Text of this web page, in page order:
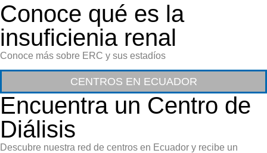
Conoce qué es la
insuficienia renal
Conoce más sobre ERC y sus estadíos
CENTROS EN ECUADOR
Encuentra un Centro de
Diálisis
Descubre nuestra red de centros en Ecuador y recibe un